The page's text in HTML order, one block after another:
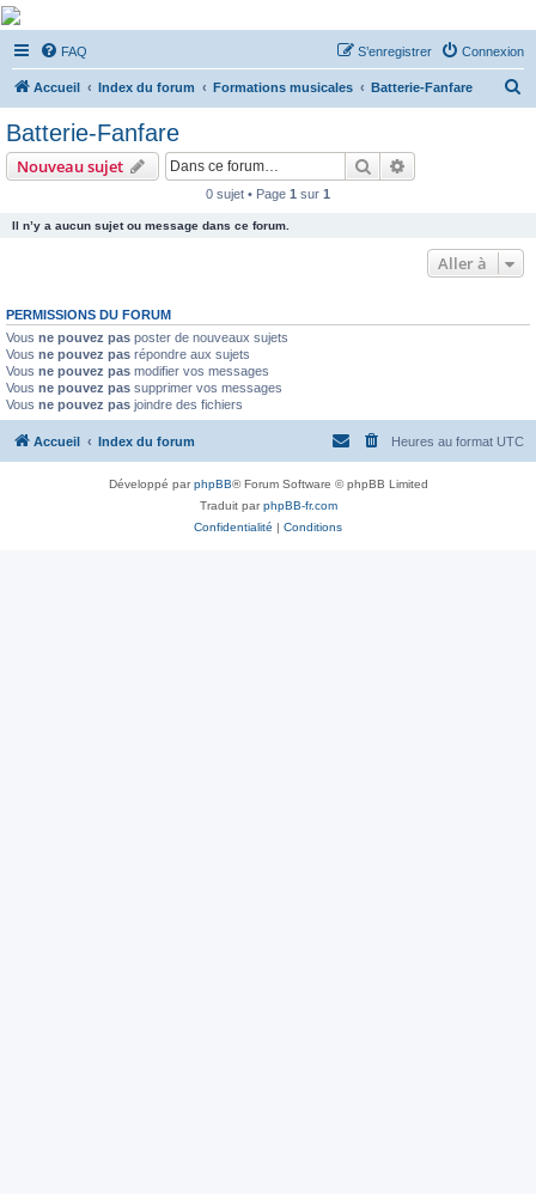
De Musicae Militari -
Forums
Forums de discussions
FAQ Connexion
S’enregistrer
Accueil Index du forum Formations musicales Batterie-Fanfare
Batterie-Fanfare
Nouveau sujet Rechercher
0 sujet • Page 1 sur 1
Il n’y a aucun sujet ou message dans ce forum.
Aller à
PERMISSIONS DU FORUM
Vous ne pouvez pas poster de nouveaux sujets
Vous ne pouvez pas répondre aux sujets
Vous ne pouvez pas modifier vos messages
Vous ne pouvez pas supprimer vos messages
Vous ne pouvez pas joindre des fichiers
Accueil Index du forum Heures au format UTC
Développé parphpBB® Forum Software © phpBB Limited
Traduit parphpBB-fr.com
Confidentialité | Conditions